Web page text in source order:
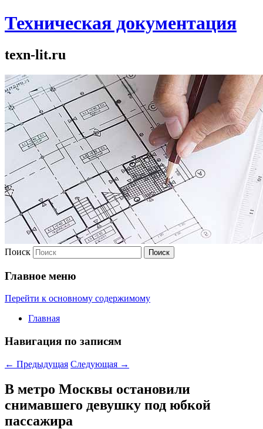
Техническая документация
texn-lit.ru
Поиск
Главное меню
Перейти к основному содержимому
Главная
Навигация по записям
← Предыдущая Следующая →
В метро Москвы остановили
снимавшего девушку под юбкой
пассажира